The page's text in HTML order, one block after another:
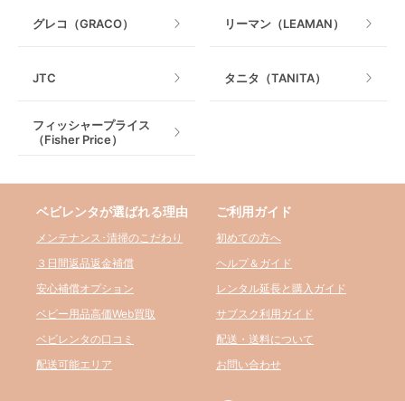
グレコ（GRACO） リーマン（LEAMAN）
JTC タニタ（TANITA）
フィッシャープライス
（Fisher Price）
ベビレンタが選ばれる理由
メンテナンス･清掃のこだわり
３日間返品返金補償
安心補償オプション
ベビー用品高価Web買取
ベビレンタの口コミ
配送可能エリア
ご利用ガイド
初めての方へ
ヘルプ＆ガイド
レンタル延長と購入ガイド
サブスク利用ガイド
配送・送料について
お問い合わせ